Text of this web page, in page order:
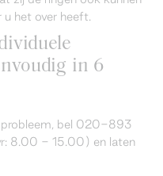
het over heeft.
in 6
probleem, bel 020-893
8.00 - 15.00) en laten